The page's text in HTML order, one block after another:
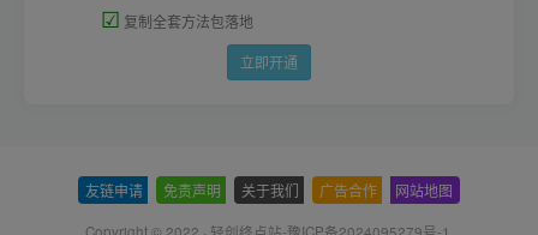
☑ 复制全套方法包落地
立即开通
友链申请 免责声明 关于我们 广告合作 网站地图
Copyright © 2022 · 轻创终点站-豫ICP备2024095279号-1